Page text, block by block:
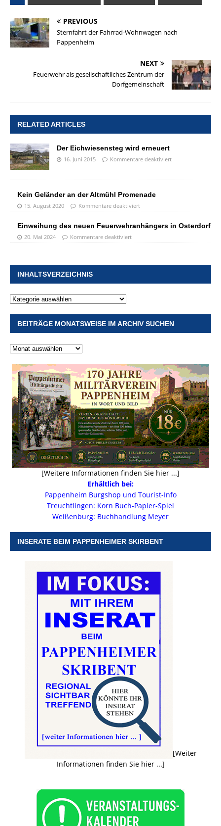
PREVIOUS
Sternfahrt der Fahrrad-Wohnwagen nach
Pappenheim
NEXT
Feuerwehr als gesellschaftliches Zentrum der
Dorfgemeinschaft
RELATED ARTICLES
Der Eichwiesensteg wird erneuert
16. Juni 2015 Kommentare deaktiviert
Kein Geländer an der Altmühl Promenade
15. August 2020 Kommentare deaktiviert
Einweihung des neuen Feuerwehranhängers in Osterdorf
20. Mai 2024 Kommentare deaktiviert
INHALTSVERZEICHNIS
BEITRÄGE MONATSWEISE IM ARCHIV SUCHEN
[Weitere Informationen finden Sie hier ...]
Erhältlich bei:
Pappenheim Burgshop und Tourist-Info
Treuchtlingen: Korn Buch-Papier-Spiel
Weißenburg: Buchhandlung Meyer
INSERATE BEIM PAPPENHEIMER SKIRBENT
[Weiter
Informationen finden Sie hier ...]